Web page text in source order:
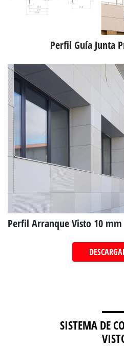
Perfil Guía Junta
Perfil Arranque Visto 10 mm
SISTEMA DE